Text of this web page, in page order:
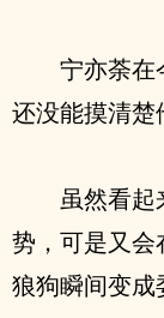
宁亦荼在
还没能摸清楚
虽然看起
势，可是又
狼狗瞬间变成